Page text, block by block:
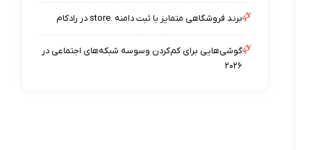
برند فروشگاهی متمایز با ثبت دامنه .store در رادکام
گوشی‌هایی برای کم‌کردن وسوسه شبکه‌های اجتماعی در
۲۰۲۶